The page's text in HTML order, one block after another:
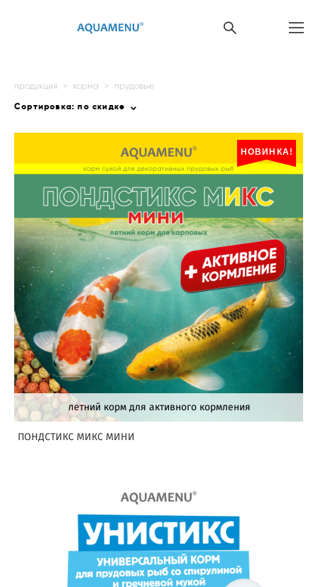
продукция > корма > прудовые
Сортировка: по скидке
НОВИНКА!
летний корм для активного кормления
ПОНДСТИКС МИКС МИНИ